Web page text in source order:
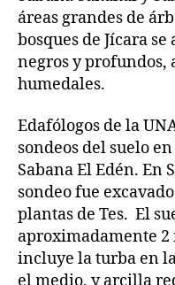
áreas grandes de
bosques de Jícara
negros y profundos,
humedales.
Edafólogos de la
sondeos del suelo
Sabana El Edén. En
sondeo fue
plantas de Tes. El
aproximadamente
incluye la turba en